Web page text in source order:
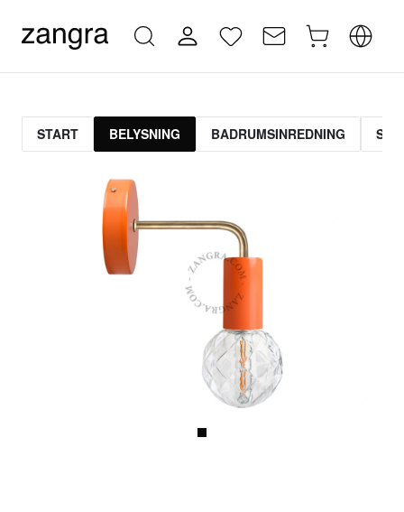
START BELYSNING BADRUMSINREDNING